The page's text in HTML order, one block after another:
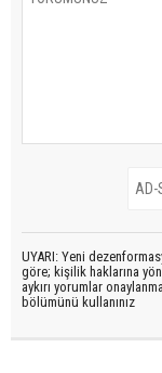
UYARI: Yeni
göre; kişilik haklarına
aykırı yorumlar
bölümünü kullanınız